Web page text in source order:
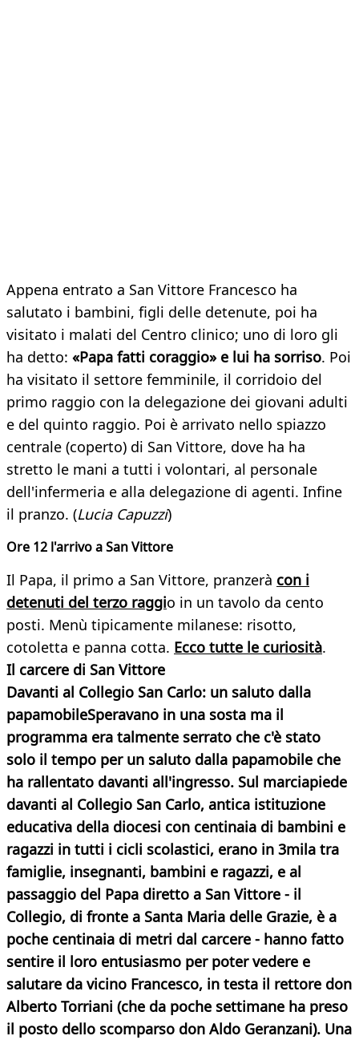
Appena entrato a San Vittore Francesco ha
salutato i bambini, figli delle detenute, poi ha
visitato i malati del Centro clinico; uno di loro gli
ha detto: «Papa fatti coraggio» e lui ha sorriso. Poi
ha visitato il settore femminile, il corridoio del
primo raggio con la delegazione dei giovani adulti
e del quinto raggio. Poi è arrivato nello spiazzo
centrale (coperto) di San Vittore, dove ha ha
stretto le mani a tutti i volontari, al personale
dell'infermeria e alla delegazione di agenti. Infine
il pranzo. (Lucia Capuzzi)
Ore 12 l'arrivo a San Vittore
Il Papa, il primo a San Vittore, pranzerà con i
detenuti del terzo raggio in un tavolo da cento
posti. Menù tipicamente milanese: risotto,
cotoletta e panna cotta. Ecco tutte le curiosità.
Il carcere di San Vittore
Davanti al Collegio San Carlo: un saluto dalla
papamobileSperavano in una sosta ma il
programma era talmente serrato che c'è stato
solo il tempo per un saluto dalla papamobile che
ha rallentato davanti all'ingresso. Sul marciapiede
davanti al Collegio San Carlo, antica istituzione
educativa della diocesi con centinaia di bambini e
ragazzi in tutti i cicli scolastici, erano in 3mila tra
famiglie, insegnanti, bambini e ragazzi, e al
passaggio del Papa diretto a San Vittore - il
Collegio, di fronte a Santa Maria delle Grazie, è a
poche centinaia di metri dal carcere - hanno fatto
sentire il loro entusiasmo per poter vedere e
salutare da vicino Francesco, in testa il rettore don
Alberto Torriani (che da poche settimane ha preso
il posto dello scomparso don Aldo Geranzani). Una